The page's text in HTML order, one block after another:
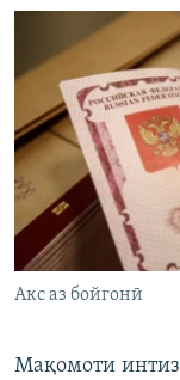
Акс аз бойгонӣ
Мақомоти